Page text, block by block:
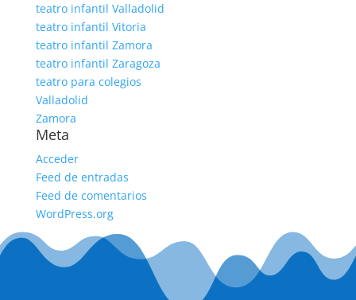
teatro infantil Valladolid
teatro infantil Vitoria
teatro infantil Zamora
teatro infantil Zaragoza
teatro para colegios
Valladolid
Zamora
Meta
Acceder
Feed de entradas
Feed de comentarios
WordPress.org